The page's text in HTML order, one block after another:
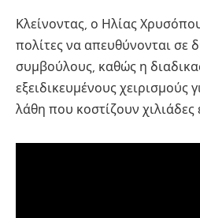
Κλείνοντας, ο Ηλίας
πολίτες να απευθύνονται σε
συμβούλους, καθώς η
εξειδικευμένους χειρισμούς
λάθη που κοστίζουν χιλιάδες